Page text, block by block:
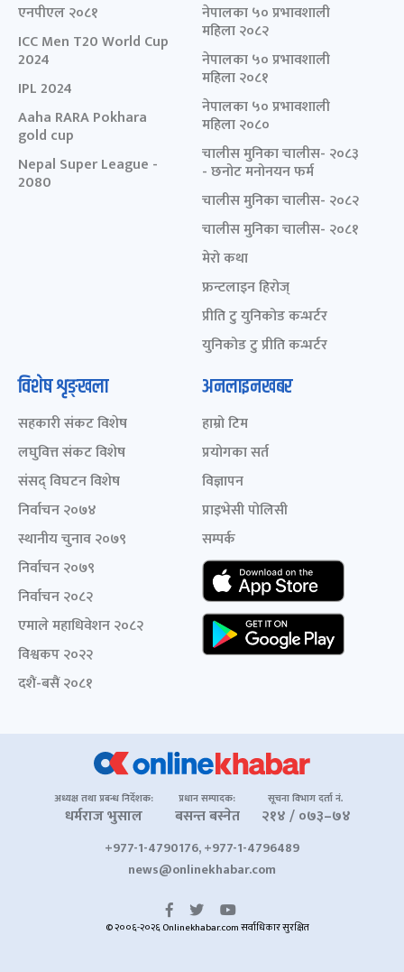
एनपीएल २०८१
ICC Men T20 World Cup
2024
IPL 2024
Aaha RARA Pokhara
gold cup
Nepal Super League -
2080
नेपालका ५० प्रभावशाली
महिला २०८२
नेपालका ५० प्रभावशाली
महिला २०८१
नेपालका ५० प्रभावशाली
महिला २०८०
चालीस मुनिका चालीस- २०८३
- छनोट मनोनयन फर्म
चालीस मुनिका चालीस- २०८२
चालीस मुनिका चालीस- २०८१
मेरो कथा
फ्रन्टलाइन हिरोज्
प्रीति टु युनिकोड कन्भर्टर
युनिकोड टु प्रीति कन्भर्टर
विशेष शृङ्खला
सहकारी संकट विशेष
लघुवित्त संकट विशेष
संसद् विघटन विशेष
निर्वाचन २०७४
स्थानीय चुनाव २०७९
निर्वाचन २०७९
निर्वाचन २०८२
एमाले महाधिवेशन २०८२
विश्वकप २०२२
दशैं-बसैं २०८१
अनलाइनखबर
हाम्रो टिम
प्रयोगका सर्त
विज्ञापन
प्राइभेसी पोलिसी
सम्पर्क
अध्यक्ष तथा प्रबन्ध निर्देशक:
धर्मराज भुसाल
प्रधान सम्पादक:
बसन्त बस्नेत
सूचना विभाग दर्ता नं.
२१४ / ०७३–७४
+977-1-4790176, +977-1-4796489
news@onlinekhabar.com
© २००६-२०२६ Onlinekhabar.com सर्वाधिकार सुरक्षित